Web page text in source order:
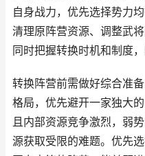
自身战力，优先选择势力
清理原阵营资源、调整武
同时把握转换时机和制度，
转换阵营前需做好综合准
格局，优先避开一家独大
且内部资源竞争激烈，弱
源获取受限的难题。优先